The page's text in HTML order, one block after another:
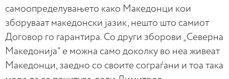
самоопределувањето како Македонци кои
зборуваат македонски јазик, нешто што самиот
Договор го гарантира. Со други зборови „Cеверна
Македонија“ е можна само доколку во неа живеат
Македонци, заедно со своите сограѓани и тоа така